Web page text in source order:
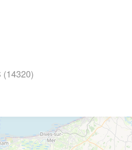
(14320)